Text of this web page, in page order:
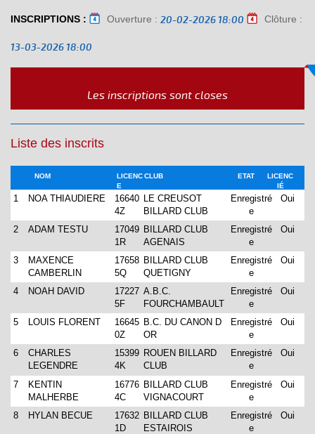
INSCRIPTIONS : Ouverture : 20-02-2026 18:00 Clôture :
13-03-2026 18:00
Les inscriptions sont closes
Liste des inscrits
NOM
LICENC
E
CLUB ETAT
LICENC
IÉ
1 NOA THIAUDIERE
16640
4Z
LE CREUSOT
BILLARD CLUB
Enregistré
e
Oui
2 ADAM TESTU
17049
1R
BILLARD CLUB
AGENAIS
Enregistré
e
Oui
3
MAXENCE
CAMBERLIN
17658
5Q
BILLARD CLUB
QUETIGNY
Enregistré
e
Oui
4 NOAH DAVID
17227
5F
A.B.C.
FOURCHAMBAULT
Enregistré
e
Oui
5 LOUIS FLORENT
16645
0Z
B.C. DU CANON D
OR
Enregistré
e
Oui
6
CHARLES
LEGENDRE
15399
4K
ROUEN BILLARD
CLUB
Enregistré
e
Oui
7
KENTIN
MALHERBE
16776
4C
BILLARD CLUB
VIGNACOURT
Enregistré
e
Oui
8 HYLAN BECUE
17632
1D
BILLARD CLUB
ESTAIROIS
Enregistré
e
Oui